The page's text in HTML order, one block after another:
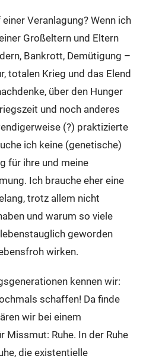
Veranlagung? Wenn ich
Großeltern und Eltern
Bankrott, Demütigung –
totalen Krieg und das Elend
über den Hunger
und noch anderes
(?) praktizierte
ich keine (genetische)
für ihre und meine
Ich brauche eher eine
trotz allem nicht
und warum so viele
geworden
wirken.
kennen wir:
schaffen! Da finde
wir bei einem
Missmut: Ruhe. In der Ruhe
die existentielle